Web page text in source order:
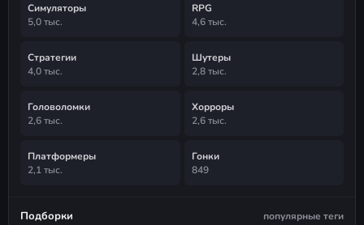
Симуляторы
5,0 тыс.
RPG
4,6 тыс.
Стратегии
4,0 тыс.
Шутеры
2,8 тыс.
Головоломки
2,6 тыс.
Хорроры
2,6 тыс.
Платформеры
2,1 тыс.
Гонки
849
Подборки популярные теги